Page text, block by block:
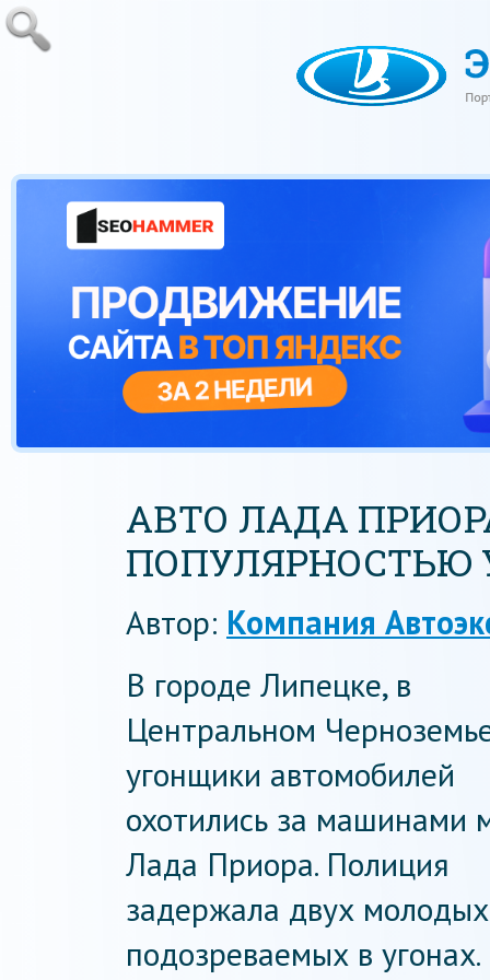
АВТО ЛАДА
ПОПУЛЯРНОСТЬЮ
Автор: Компания
В городе Липецке, в
Центральном
угонщики автомобилей
охотились за машинами
Лада Приора. Полиция
задержала двух
подозреваемых в